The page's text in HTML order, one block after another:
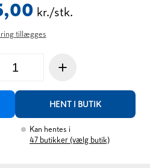
kr./stk.
tillægges
+
HENT I BUTIK
Kan hentes i
47 butikker (vælg butik)